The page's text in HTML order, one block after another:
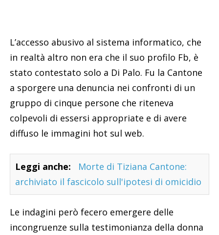
L’accesso abusivo al sistema informatico, che
in realtà altro non era che il suo profilo Fb, è
stato contestato solo a Di Palo. Fu la Cantone
a sporgere una denuncia nei confronti di un
gruppo di cinque persone che riteneva
colpevoli di essersi appropriate e di avere
diffuso le immagini hot sul web.
Leggi anche:
Morte di Tiziana Cantone:
archiviato il fascicolo sull'ipotesi di omicidio
Le indagini però fecero emergere delle
incongruenze sulla testimonianza della donna